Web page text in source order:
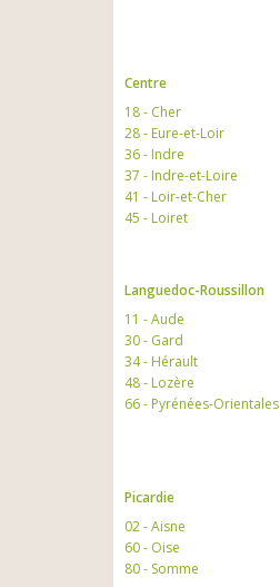
Centre
18 - Cher
28 - Eure-et-Loir
36 - Indre
37 - Indre-et-Loire
41 - Loir-et-Cher
45 - Loiret
Languedoc-Roussillon
11 - Aude
30 - Gard
34 - Hérault
48 - Lozère
66 - Pyrénées-Orientales
Picardie
02 - Aisne
60 - Oise
80 - Somme